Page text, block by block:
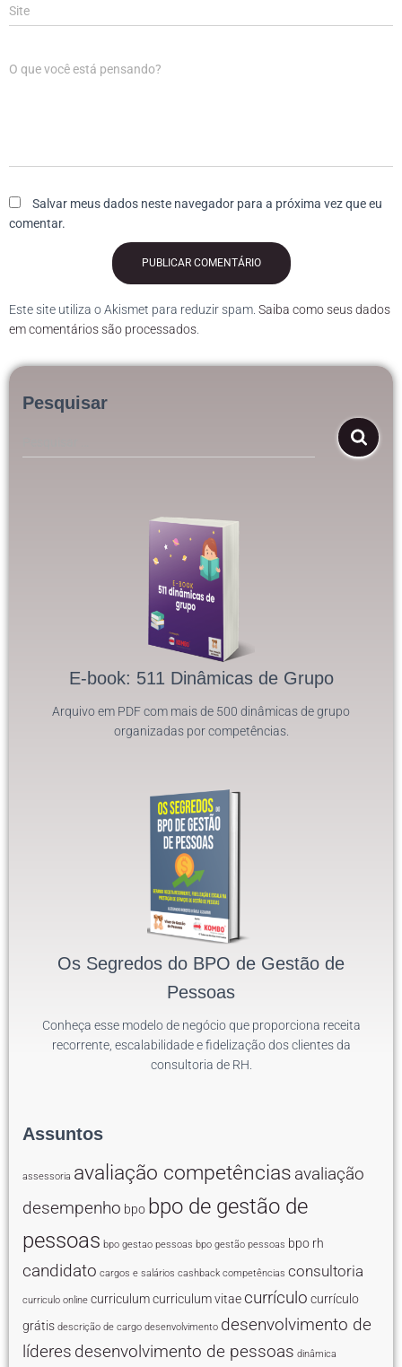
Site
O que você está pensando?
Salvar meus dados neste navegador para a próxima vez que eu
comentar.
Este site utiliza o Akismet para reduzir spam. Saiba como seus dados
em comentários são processados
Pesquisar
E-book: 511 Dinâmicas de Grupo
Arquivo em PDF com mais de 500 dinâmicas de grupo
organizadas por competências.
Os Segredos do BPO de Gestão de
Pessoas
Conheça esse modelo de negócio que proporciona receita
recorrente, escalabilidade e fidelização dos clientes da
consultoria de RH.
Assuntos
assessoria avaliação competências avaliação
desempenho bpo bpo de gestão de
pessoas bpo gestao pessoas bpo gestão pessoas bpo rh
candidato cargos e salários cashback competências consultoria
curriculo online curriculumcurriculum vitae currículo currículo
grátis descrição de cargo desenvolvimento desenvolvimento de
líderes desenvolvimento de pessoas dinâmica